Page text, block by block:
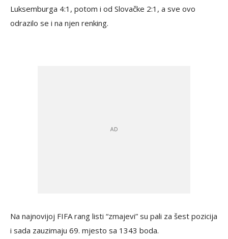
Luksemburga 4:1, potom i od Slovačke 2:1, a sve ovo
odrazilo se i na njen renking.
Na najnovijoj FIFA rang listi “zmajevi” su pali za šest pozicija
i sada zauzimaju 69. mjesto sa 1343 boda.